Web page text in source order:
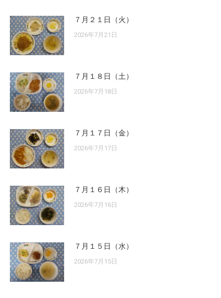
７月２１日（火）
2026年7月21日
７月１８日（土）
2026年7月18日
７月１７日（金）
2026年7月17日
７月１６日（木）
2026年7月16日
７月１５日（水）
2026年7月15日